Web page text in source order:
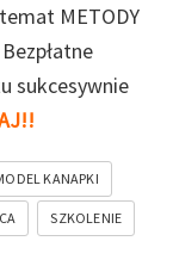
METODY
sukcesywnie
KANAPKI
SZKOLENIE